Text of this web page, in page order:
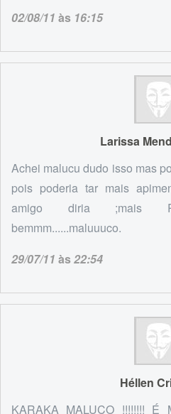
02/08/11 às 16:15
Larissa
Achei malucu dudo isso mas
pois poderia tar mais
amigo diria ;mais
bemmm......maluuuco.
29/07/11 às22:54
Héllen
KARAKA MALUCO !!!!!!!! É